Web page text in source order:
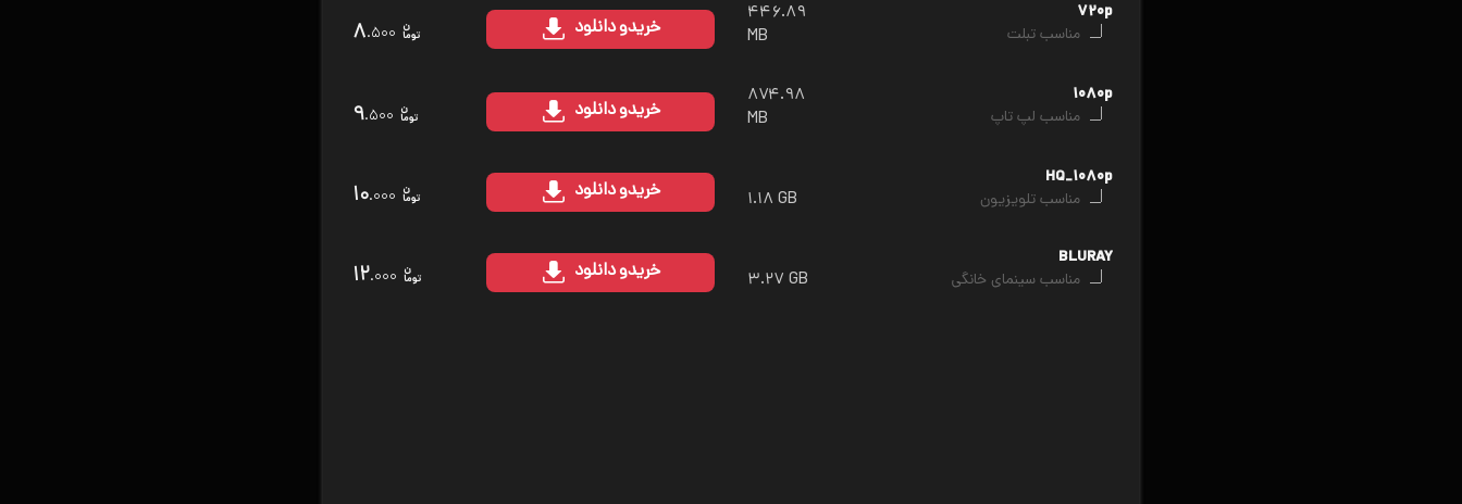
۷۲۰p
مناسب تبلت
۴۴۶.۸۹
MB
خریدو دانلود ۸.۵۰۰
۱۰۸۰p
مناسب لپ تاپ
۸۷۴.۹۸
MB
خریدو دانلود ۹.۵۰۰
HQ_۱۰۸۰p
مناسب تلویزیون
۱.۱۸ GB خریدو دانلود ۱۰.۰۰۰
BLURAY
مناسب سینمای خانگی
۳.۲۷ GB خریدو دانلود ۱۲.۰۰۰